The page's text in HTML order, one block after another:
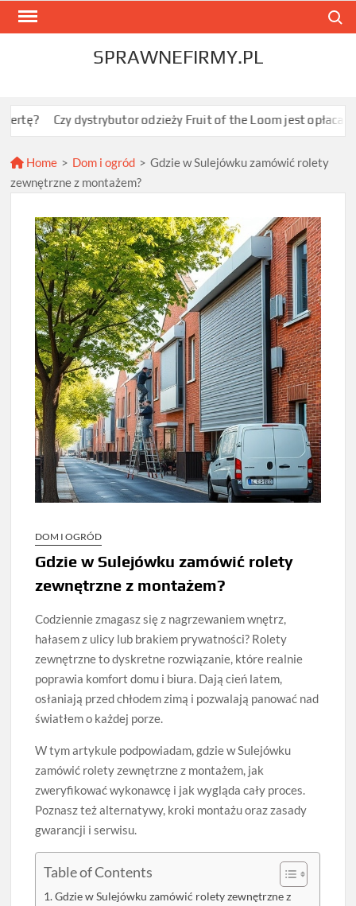
Skip
SPRAWNEFIRMY.PL
dystrybutor odzieży Fruit of the Loom jest opłacalny dla JDG
Home > Dom i ogród > Gdzie w Sulejówku zamówić rolety
zewnętrzne z montażem?
DOM I OGRÓD
Gdzie w Sulejówku zamówić rolety
zewnętrzne z montażem?
Codziennie zmagasz się z nagrzewaniem wnętrz,
hałasem z ulicy lub brakiem prywatności? Rolety
zewnętrzne to dyskretne rozwiązanie, które realnie
poprawia komfort domu i biura. Dają cień latem,
osłaniają przed chłodem zimą i pozwalają panować nad
światłem o każdej porze.
W tym artykule podpowiadam, gdzie w Sulejówku
zamówić rolety zewnętrzne z montażem, jak
zweryfikować wykonawcę i jak wygląda cały proces.
Poznasz też alternatywy, kroki montażu oraz zasady
gwarancji i serwisu.
Table of Contents
Gdzie w Sulejówku zamówić rolety zewnętrzne z